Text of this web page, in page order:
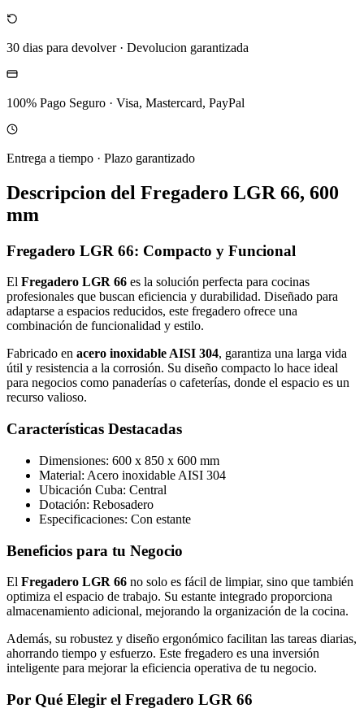
30 dias para devolver· Devolucion garantizada
100% Pago Seguro · Visa, Mastercard, PayPal
Entrega a tiempo · Plazo garantizado
Descripcion del Fregadero LGR 66, 600
mm
Fregadero LGR 66: Compacto y Funcional
El Fregadero LGR 66 es la solución perfecta para cocinas
profesionales que buscan eficiencia y durabilidad. Diseñado para
adaptarse a espacios reducidos, este fregadero ofrece una
combinación de funcionalidad y estilo.
Fabricado en acero inoxidable AISI 304, garantiza una larga vida
útil y resistencia a la corrosión. Su diseño compacto lo hace ideal
para negocios como panaderías o cafeterías, donde el espacio es un
recurso valioso.
Características Destacadas
Dimensiones: 600 x 850 x 600 mm
Material: Acero inoxidable AISI 304
Ubicación Cuba: Central
Dotación: Rebosadero
Especificaciones: Con estante
Beneficios para tu Negocio
El Fregadero LGR 66 no solo es fácil de limpiar, sino que también
optimiza el espacio de trabajo. Su estante integrado proporciona
almacenamiento adicional, mejorando la organización de la cocina.
Además, su robustez y diseño ergonómico facilitan las tareas diarias,
ahorrando tiempo y esfuerzo. Este fregadero es una inversión
inteligente para mejorar la eficiencia operativa de tu negocio.
Por Qué Elegir el Fregadero LGR 66